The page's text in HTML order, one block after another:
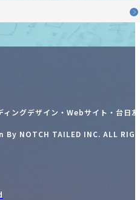
ングデザイン・Webサイト・台日
NOTCH TAILED INC. ALL